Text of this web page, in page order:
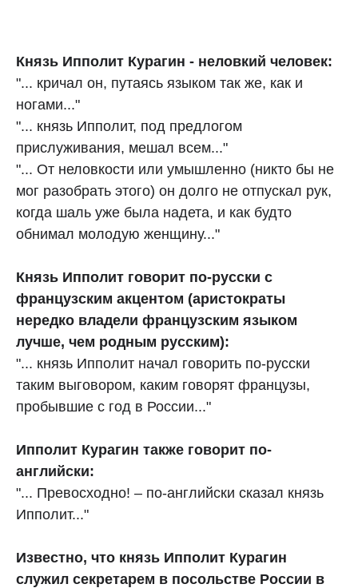
Князь Ипполит Курагин - неловкий человек:
"... кричал он, путаясь языком так же, как и
ногами..."
"... князь Ипполит, под предлогом
прислуживания, мешал всем..."
"... От неловкости или умышленно (никто бы не
мог разобрать этого) он долго не отпускал рук,
когда шаль уже была надета, и как будто
обнимал молодую женщину..."
Князь Ипполит говорит по-русски с
французским акцентом (аристократы
нередко владели французским языком
лучше, чем родным русским):
"... князь Ипполит начал говорить по-русски
таким выговором, каким говорят французы,
пробывшие с год в России..."
Ипполит Курагин также говорит по-
английски:
"... Превосходно! – по-английски сказал князь
Ипполит..."
Известно, что князь Ипполит Курагин
служил секретарем в посольстве России в